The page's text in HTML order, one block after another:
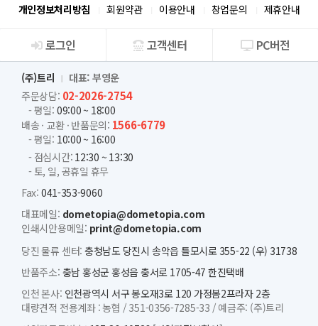
개인정보처리방침 회원약관 이용안내 창업문의 제휴안내
회사소개
로그인 고객센터 PC버전
(주)트리
대표: 부영운
주문상담: 02-2026-2754
- 평일: 09:00 ~ 18:00
배송 · 교환 · 반품문의: 1566-6779
- 평일: 10:00 ~ 16:00
- 점심시간: 12:30 ~ 13:30
- 토, 일, 공휴일 휴무
Fax: 041-353-9060
대표메일: dometopia@dometopia.com
인쇄시안용메일: print@dometopia.com
당진 물류 센터: 충청남도 당진시 송악읍 틀모시로 355-22 (우) 31738
반품주소: 충남 홍성군 홍성읍 충서로 1705-47 한진택배
인천 본사: 인천광역시 서구 봉오재3로 120 가정봄2프라자 2층
대량견적 전용계좌 :농협 / 351-0356-7285-33 / 예금주: (주)트리